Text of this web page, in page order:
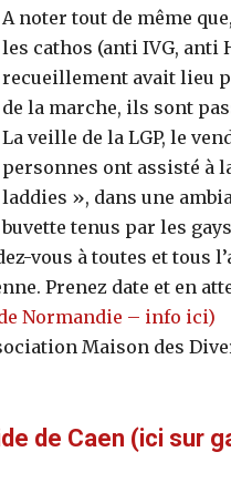
A noter tout de même
les cathos (anti IVG, anti
recueillement avait lieu
de la marche, ils sont
La veille de la LGP, le
personnes ont assisté à
laddies », dans une
buvette tenus par les
vous à toutes et tous
Prenez date et en
Normandie – info ici)
Maison des
de Caen (ici sur